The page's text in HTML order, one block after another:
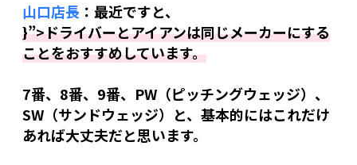
山口店長 ：最近ですと、
}”>ドライバーとアイアンは同じメーカーにする
ことをおすすめしています。
7番、8番、9番、PW（ピッチングウェッジ）、
SW（サンドウェッジ）と、基本的にはこれだけ
あれば大丈夫だと思います。